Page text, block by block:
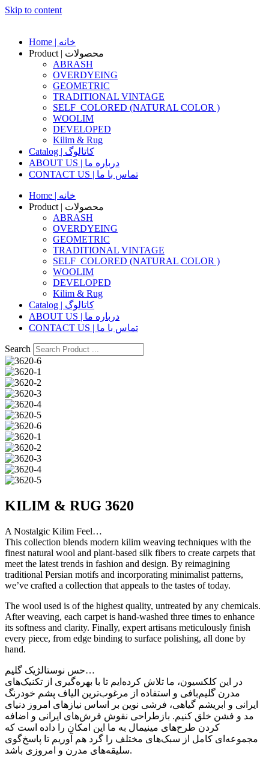
Skip to content
Home | خانه
Product | محصولات
ABRASH
OVERDYEING
GEOMETRIC
TRADITIONAL VINTAGE
SELF_COLORED (NATURAL COLOR )
WOOLIM
DEVELOPED
Kilim & Rug
Catalog | کاتالوگ
ABOUT US | درباره ما
CONTACT US | تماس با ما
Home | خانه
Product | محصولات
ABRASH
OVERDYEING
GEOMETRIC
TRADITIONAL VINTAGE
SELF_COLORED (NATURAL COLOR )
WOOLIM
DEVELOPED
Kilim & Rug
Catalog | کاتالوگ
ABOUT US | درباره ما
CONTACT US | تماس با ما
Search
KILIM & RUG 3620
A Nostalgic Kilim Feel…
This collection blends modern kilim weaving techniques with the
finest natural wool and plant-based silk fibers to create carpets that
meet the latest trends in fashion and design. By reimagining
traditional Persian motifs and incorporating minimalist patterns,
we’ve crafted a collection that appeals to the tastes of today.
The wool used is of the highest quality, untreated by any chemicals.
After weaving, each carpet is hand-washed three times to enhance
its softness and clarity. Finally, expert artisans meticulously finish
every piece, from edge binding to surface polishing, all done by
hand.
حس نوستالژیک گلیم…
در این کلکسیون، ما تلاش کرده‌ایم تا با بهره‌گیری از تکنیک‌های
مدرن گلیم‌بافی و استفاده از مرغوب‌ترین الیاف پشم خودرنگ
ایرانی و ابریشم گیاهی، فرشی نوین بر اساس نیازهای امروز دنیای
مد و فشن خلق کنیم. بازطراحی نقوش فرش‌های ایرانی و اضافه
کردن طرح‌های مینیمال به ما این امکان را داده است که
مجموعه‌ای کامل از سبک‌های مختلف را گرد هم آوریم تا پاسخ‌گوی
سلیقه‌های مدرن و امروزی باشد.